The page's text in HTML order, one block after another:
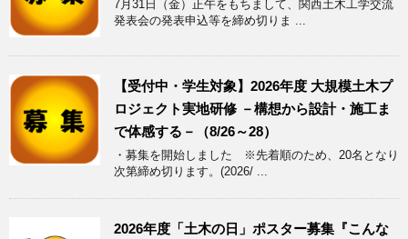
7月31日（金）正午をもちまして、関西土木工学交流
発表会の発表申込等を締め切りま ...
【受付中・学生対象】2026年度 大規模土木プ
ロジェクト実地研修 －構想から設計・施工ま
で体感する－（8/26～28）
・募集を開始しました ※先着順のため、20名となり
次第締め切ります。(2026/ ...
2026年度「土木の日」ポスター募集『こんな